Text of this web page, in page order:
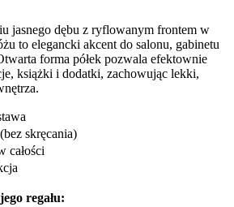
jasnego dębu z ryflowanym frontem w
to elegancki akcent do salonu, gabinetu
forma półek pozwala efektownie
książki i dodatki, zachowując lekki,
(bez skręcania)
całości
regału: